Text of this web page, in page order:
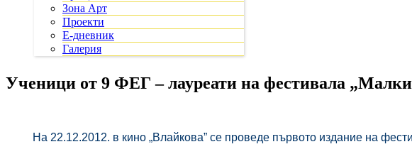
Зона Арт
Проекти
Е-дневник
Галерия
Ученици от 9 ФЕГ – лауреати на фестивала
На 22.12.2012. в кино „Влайкова” се проведе първото издание на